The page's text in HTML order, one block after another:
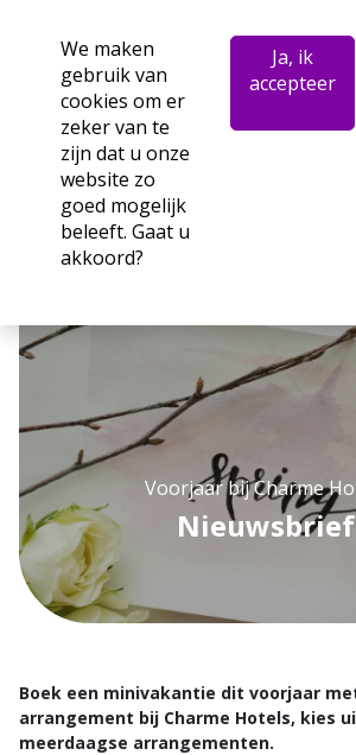
We maken
gebruik van
cookies om er
zeker van te
zijn dat u onze
website zo
goed mogelijk
beleeft. Gaat u
akkoord?
Ja, ik
accepteer
Voorjaar bij Charme
Nieuwsbrief
Boek een minivakantie dit voorjaar
arrangement bij Charme Hotels, kies
meerdaagse arrangementen.